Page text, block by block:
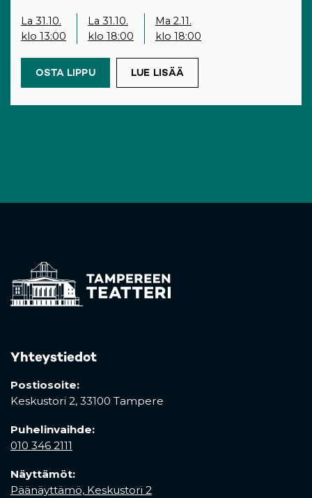
La 31.10.
klo 13:00
La 31.10.
klo 18:00
Ma 2.11.
klo 18:00
OSTA LIPPU(OPENS IN A NEW TAB)
LUE LISÄÄ
Yhteystiedot
Postiosoite:
Keskustori 2, 33100 Tampere
Puhelinvaihde:
010 346 2111
Näyttämöt:
Päänäyttämö, Keskustori 2